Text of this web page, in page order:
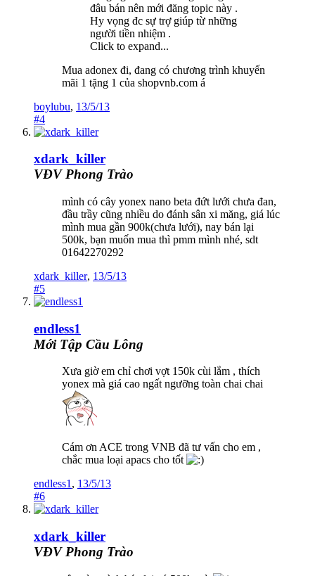
đâu bán nên mới đăng topic này .
Hy vọng đc sự trợ giúp từ những
người tiền nhiệm .
Click to expand...
Mua adonex đi, đang có chương trình khuyến
mãi 1 tặng 1 của shopvnb.com á
boylubu, 13/5/13
#4
xdark_killer
VĐV Phong Trào
mình có cây yonex nano beta đứt lưới chưa đan,
đầu trầy cũng nhiều do đánh sân xi măng, giá lúc
mình mua gần 900k(chưa lưới), nay bán lại
500k, bạn muốn mua thì pmm mình nhé, sdt
01642270292
xdark_killer, 13/5/13
#5
endless1
Mới Tập Cầu Lông
Xưa giờ em chỉ chơi vợt 150k cùi lắm , thích
yonex mà giá cao ngất ngưỡng toàn chai chai
Cám ơn ACE trong VNB đã tư vấn cho em ,
chắc mua loại apacs cho tốt
endless1, 13/5/13
#6
xdark_killer
VĐV Phong Trào